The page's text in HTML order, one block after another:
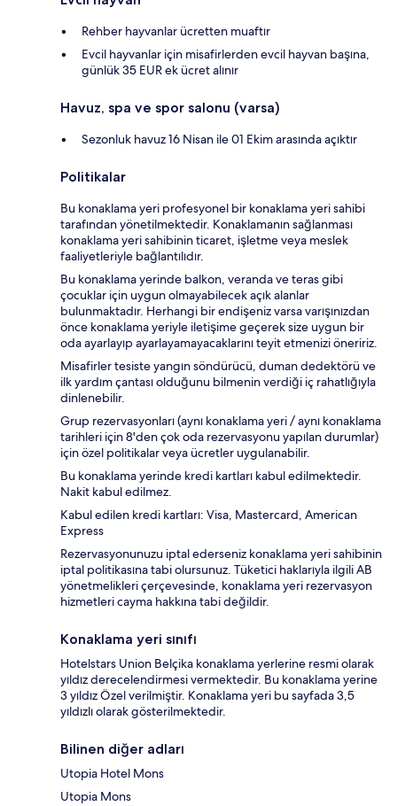
Rehber hayvanlar ücretten muaftır
Evcil hayvanlar için misafirlerden evcil hayvan başına,
günlük 35 EUR ek ücret alınır
Havuz, spa ve spor salonu (varsa)
Sezonluk havuz 16 Nisan ile 01 Ekim arasında açıktır
Politikalar
Bu konaklama yeri profesyonel bir konaklama yeri sahibi
tarafından yönetilmektedir. Konaklamanın sağlanması
konaklama yeri sahibinin ticaret, işletme veya meslek
faaliyetleriyle bağlantılıdır.
Bu konaklama yerinde balkon, veranda ve teras gibi
çocuklar için uygun olmayabilecek açık alanlar
bulunmaktadır. Herhangi bir endişeniz varsa varışınızdan
önce konaklama yeriyle iletişime geçerek size uygun bir
oda ayarlayıp ayarlayamayacaklarını teyit etmenizi öneririz.
Misafirler tesiste yangın söndürücü, duman dedektörü ve
ilk yardım çantası olduğunu bilmenin verdiği iç rahatlığıyla
dinlenebilir.
Grup rezervasyonları (aynı konaklama yeri / aynı konaklama
tarihleri için 8'den çok oda rezervasyonu yapılan durumlar)
için özel politikalar veya ücretler uygulanabilir.
Bu konaklama yerinde kredi kartları kabul edilmektedir.
Nakit kabul edilmez.
Kabul edilen kredi kartları: Visa, Mastercard, American
Express
Rezervasyonunuzu iptal ederseniz konaklama yeri sahibinin
iptal politikasına tabi olursunuz. Tüketici haklarıyla ilgili AB
yönetmelikleri çerçevesinde, konaklama yeri rezervasyon
hizmetleri cayma hakkına tabi değildir.
Konaklama yeri sınıfı
Hotelstars Union Belçika konaklama yerlerine resmi olarak
yıldız derecelendirmesi vermektedir. Bu konaklama yerine
3 yıldız Özel verilmiştir. Konaklama yeri bu sayfada 3,5
yıldızlı olarak gösterilmektedir.
Bilinen diğer adları
Utopia Hotel Mons
Utopia Mons